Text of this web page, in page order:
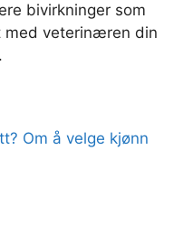
bivirkninger som
med veterinæren din
Om å velge kjønn